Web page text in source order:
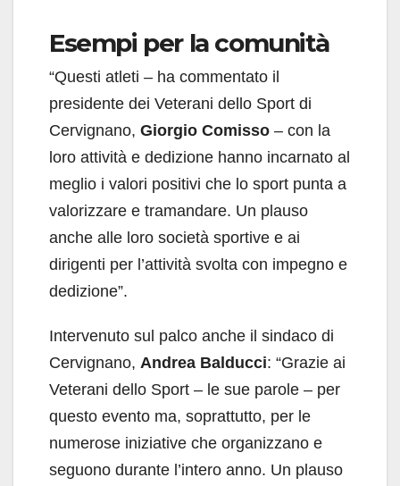
Esempi per la comunità
“Questi atleti – ha commentato il
presidente dei Veterani dello Sport di
Cervignano, Giorgio Comisso – con la
loro attività e dedizione hanno incarnato al
meglio i valori positivi che lo sport punta a
valorizzare e tramandare. Un plauso
anche alle loro società sportive e ai
dirigenti per l’attività svolta con impegno e
dedizione”.
Intervenuto sul palco anche il sindaco di
Cervignano, Andrea Balducci: “Grazie ai
Veterani dello Sport – le sue parole – per
questo evento ma, soprattutto, per le
numerose iniziative che organizzano e
seguono durante l’intero anno. Un plauso